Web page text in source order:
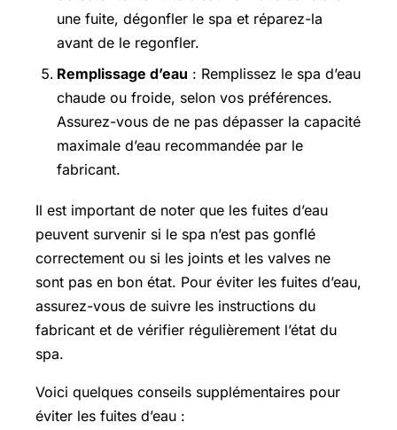
une fuite, dégonfler le spa et réparez-la
avant de le regonfler.
Remplissage d’eau : Remplissez le spa d’eau
chaude ou froide, selon vos préférences.
Assurez-vous de ne pas dépasser la capacité
maximale d’eau recommandée par le
fabricant.
Il est important de noter que les fuites d’eau
peuvent survenir si le spa n’est pas gonflé
correctement ou si les joints et les valves ne
sont pas en bon état. Pour éviter les fuites d’eau,
assurez-vous de suivre les instructions du
fabricant et de vérifier régulièrement l’état du
spa.
Voici quelques conseils supplémentaires pour
éviter les fuites d’eau :